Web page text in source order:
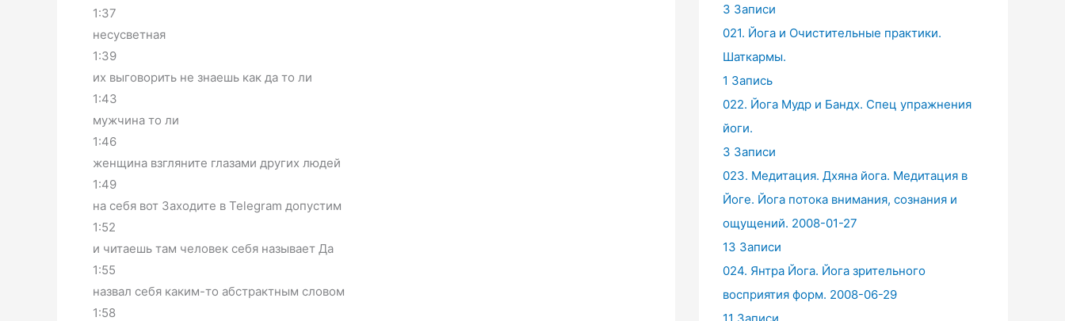
1:37
несусветная
1:39
их выговорить не знаешь как да то ли
1:43
мужчина то ли
1:46
женщина взгляните глазами других людей
1:49
на себя вот Заходите в Telegram допустим
1:52
и читаешь там человек себя называет Да
1:55
назвал себя каким-то абстрактным словом
1:58
3 Записи
021. Йога и Очистительные практики.
Шаткармы.
1 Запись
022. Йога Мудр и Бандх. Спец упражнения
йоги.
3 Записи
023. Медитация. Дхяна йога. Медитация в
Йоге. Йога потока внимания, сознания и
ощущений. 2008-01-27
13 Записи
024. Янтра Йога. Йога зрительного
восприятия форм. 2008-06-29